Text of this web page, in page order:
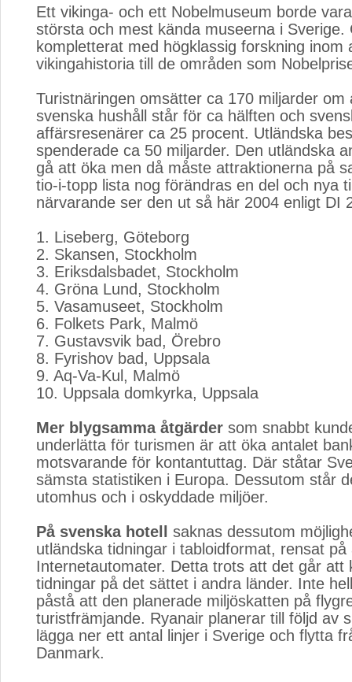
Ett vikinga- och ett Nobelmuseum borde
största och mest kända museerna i Sverige.
kompletterat med högklassig forskning inom
vikingahistoria till de områden som
Turistnäringen omsätter ca 170 miljarder om
svenska hushåll står för ca hälften och
affärsresenärer ca 25 procent. Utländska
spenderade ca 50 miljarder. Den utländska
gå att öka men då måste attraktionerna på
tio-i-topp lista nog förändras en del och nya
närvarande ser den ut så här 2004 enligt DI
1. Liseberg, Göteborg
2. Skansen, Stockholm
3. Eriksdalsbadet, Stockholm
4. Gröna Lund, Stockholm
5. Vasamuseet, Stockholm
6. Folkets Park, Malmö
7. Gustavsvik bad, Örebro
8. Fyrishov bad, Uppsala
9. Aq-Va-Kul, Malmö
10. Uppsala domkyrka, Uppsala
Mer blygsamma åtgärder som snabbt
underlätta för turismen är att öka antalet
motsvarande för kontantuttag. Där ståtar
sämsta statistiken i Europa. Dessutom står
utomhus och i oskyddade miljöer.
På svenska hotell
saknas dessutom
utländska tidningar i tabloidformat, rensat
Internetautomater. Detta trots att det går att
tidningar på det sättet i andra länder. Inte
påstå att den planerade miljöskatten på
turistfrämjande. Ryanair planerar till följd av
lägga ner ett antal linjer i Sverige och flytta
Danmark.